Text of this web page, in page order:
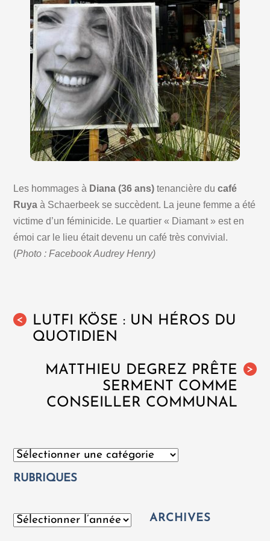
Les hommages à Diana (36 ans) tenancière du café
Ruya à Schaerbeek se succèdent. La jeune femme a été
victime d’un féminicide. Le quartier « Diamant » est en
émoi car le lieu était devenu un café très convivial.
(Photo : Facebook Audrey Henry)
<
LUTFI KÖSE : UN HÉROS DU
QUOTIDIEN
>
MATTHIEU DEGREZ PRÊTE
SERMENT COMME
CONSEILLER COMMUNAL
Catégories
RUBRIQUES
Archives ARCHIVES